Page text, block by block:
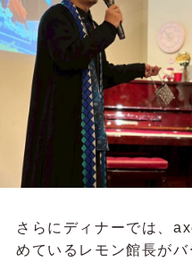
さらにディナーでは、
めているレモン館長が